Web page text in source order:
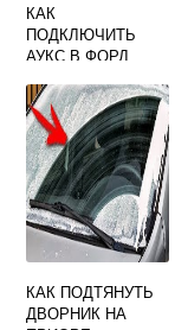
КАК
ПОДКЛЮЧИТЬ
АУКС В ФОРД
КАК ПОДТЯНУТЬ
ДВОРНИК НА